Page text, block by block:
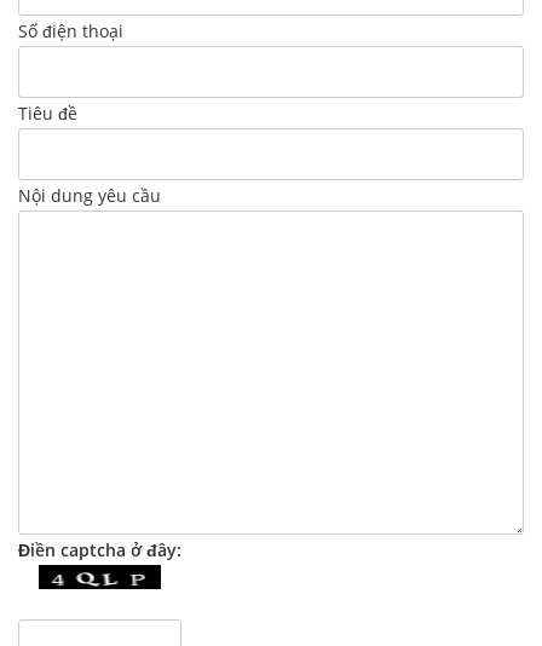
Số điện thoại
Tiêu đề
Nội dung yêu cầu
Điền captcha ở đây: